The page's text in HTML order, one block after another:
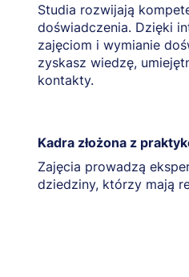
Studia rozwijają
doświadczenia. Dzięki
zajęciom i wymianie
zyskasz wiedzę,
kontakty.
Kadra złożona z
Zajęcia prowadzą
dziedziny, którzy mają